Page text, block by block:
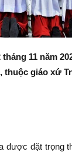
11 năm
giáo xứ
được đặt trọng